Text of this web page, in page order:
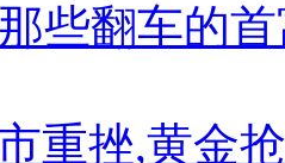
些翻车的
重挫,黄金